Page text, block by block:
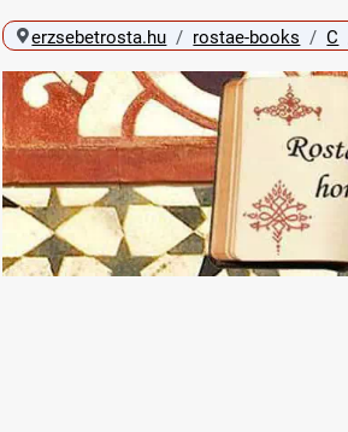
erzsebetrosta.hu rostae-books C